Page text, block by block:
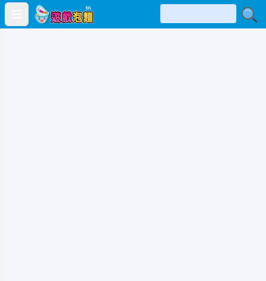
Open main menu